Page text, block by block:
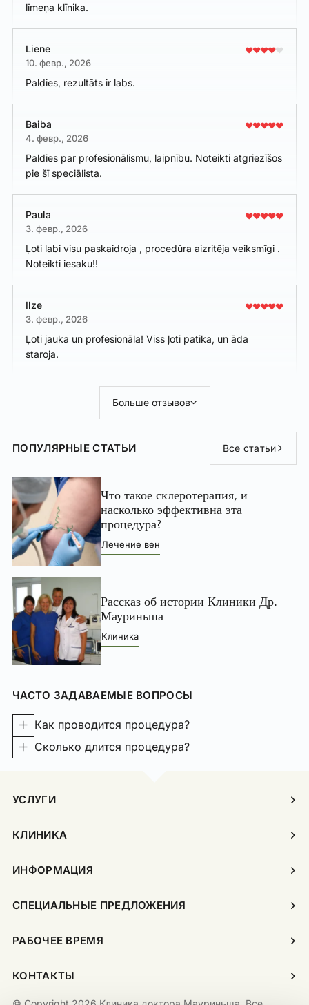
līmeņa klīnika.
Liene
10. февр., 2026
Paldies, rezultāts ir labs.
Baiba
4. февр., 2026
Paldies par profesionālismu, laipnību. Noteikti atgriezīšos
pie šī speciālista.
Paula
3. февр., 2026
Ļoti labi visu paskaidroja , procedūra aizritēja veiksmīgi .
Noteikti iesaku!!
Ilze
3. февр., 2026
Ļoti jauka un profesionāla! Viss ļoti patika, un āda
staroja.
Больше отзывов
ПОПУЛЯРНЫЕ СТАТЬИ Все статьи
Что такое склеротерапия, и
насколько эффективна эта
процедура?
Лечение вен
Рассказ об истории Клиники Др.
Мауриньша
Клиника
ЧАСТО ЗАДАВАЕМЫЕ ВОПРОСЫ
Как проводится процедура?
Сколько длится процедура?
УСЛУГИ
КЛИНИКА
ИНФОРМАЦИЯ
СПЕЦИАЛЬНЫЕ ПРЕДЛОЖЕНИЯ
РАБОЧЕЕ ВРЕМЯ
КОНТАКТЫ